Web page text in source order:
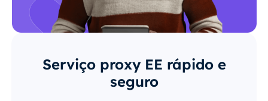
Serviço proxy EE rápido e
seguro